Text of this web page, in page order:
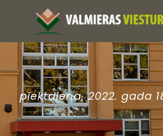
piektdiena, 2022. gada